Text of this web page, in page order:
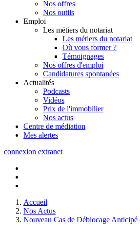
Nos offres
Nos outils
Emploi
Les métiers du notariat
Les métiers du notariat
Où vous former ?
Témoignages
Nos offres d'emploi
Candidatures spontanées
Actualités
Podcasts
Vidéos
Prix de l'immobilier
Nos actus
Centre de médiation
Mes alertes
connexion extranet
Accueil
Nos Actus
Nouveau Cas de Déblocage Anticipé